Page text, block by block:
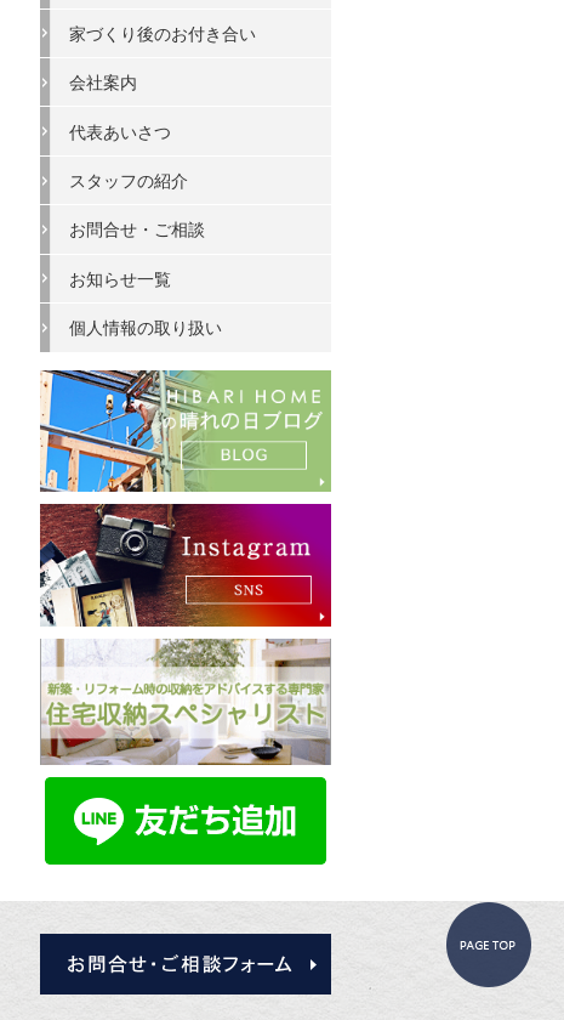
家づくり後のお付き合い
会社案内
代表あいさつ
スタッフの紹介
お問合せ・ご相談
お知らせ一覧
個人情報の取り扱い
お問合せ・ご相談フォーム